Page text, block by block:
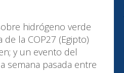
hidrógeno verde
la COP27 (Egipto)
y un evento del
semana pasada entre